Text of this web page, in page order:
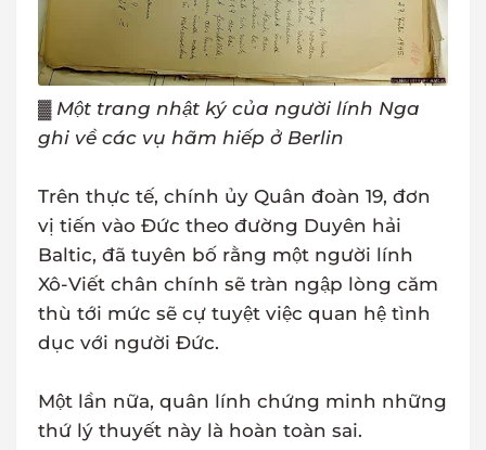
▓ Một trang nhật ký của người lính Nga
ghi về các vụ hãm hiếp ở Berlin
Trên thực tế, chính ủy Quân đoàn 19, đơn
vị tiến vào Đức theo đường Duyên hải
Baltic, đã tuyên bố rằng một người lính
Xô-Viết chân chính sẽ tràn ngập lòng căm
thù tới mức sẽ cự tuyệt việc quan hệ tình
dục với người Đức.
Một lần nữa, quân lính chứng minh những
thứ lý thuyết này là hoàn toàn sai.